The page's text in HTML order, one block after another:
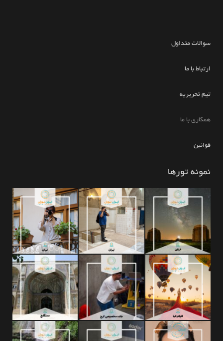
سوالات متداول
ارتباط با ما
تیم تحریریه
همکاری با ما
قوانین
نمونه تورها